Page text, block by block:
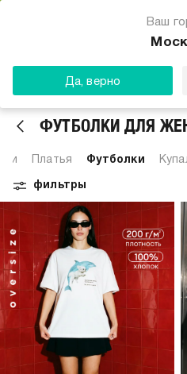
Ваш
Да, верно
ФУТБОЛКИ ДЛЯ
Платья Футболки
фильтры
Магазин одежды